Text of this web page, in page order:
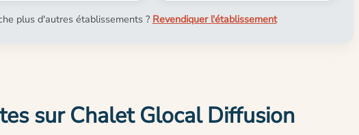
plus d'autres établissements ? Revendiquer l'établissement
sur Chalet Glocal Diffusion